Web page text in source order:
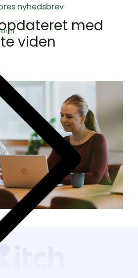
nyhedsbrev
med
viden